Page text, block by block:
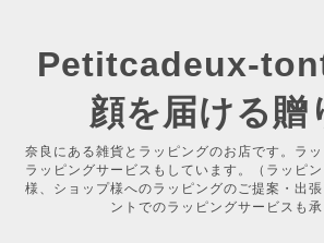
Petitcadeux-
顔を届ける贈
奈良にある雑貨とラッピングのお店です。ラ
ラッピングサービスもしています。（ラッピ
様、ショップ様へのラッピングのご提案・出
ントでのラッピングサービスも承